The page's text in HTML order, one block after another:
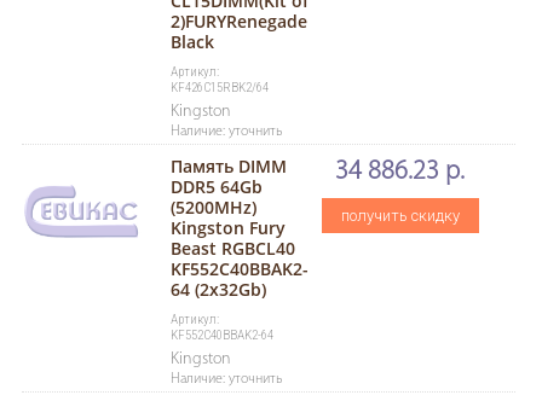
2)FURYRenegade
Black
Артикул:
KF426C15RBK2/64
Kingston
Наличие: уточнить
Память DIMM
DDR5 64Gb
(5200MHz)
Kingston Fury
Beast RGBCL40
KF552C40BBAK2-
64 (2х32Gb)
Артикул:
KF552C40BBAK2-64
Kingston
Наличие: уточнить
34 886.23 р.
получить скидку